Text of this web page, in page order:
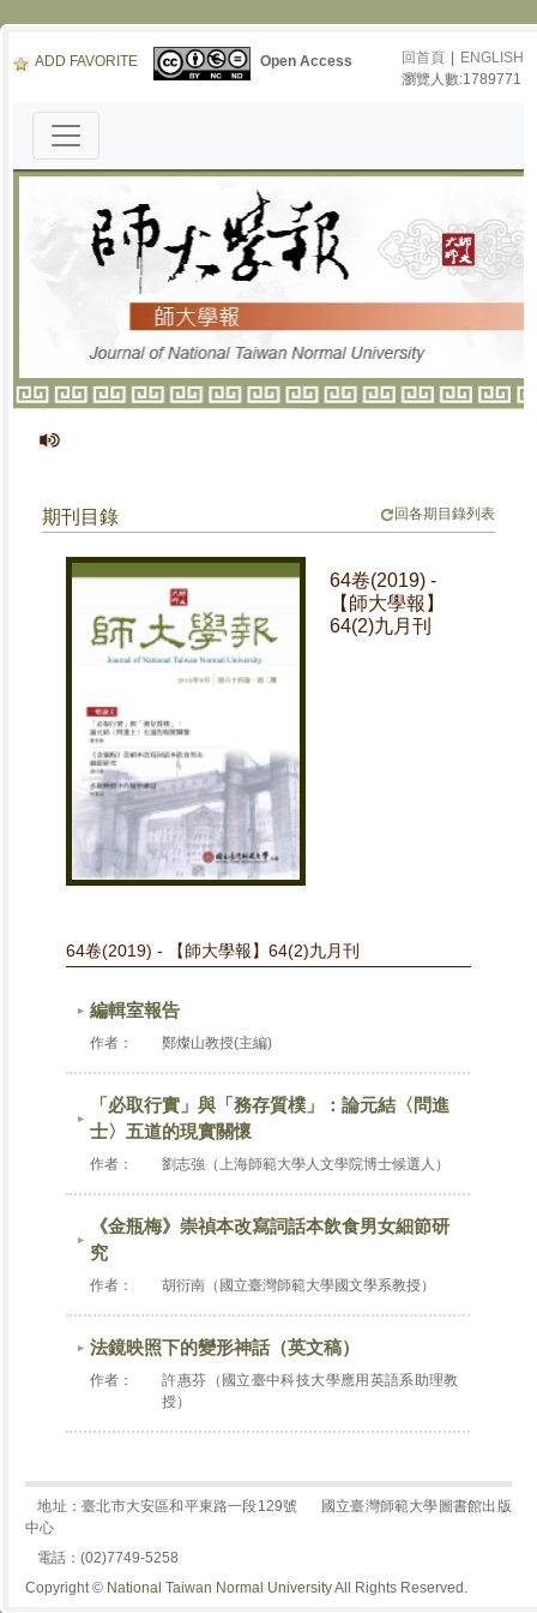
ADD FAVORITE Open Access 回首頁
ENGLISH
瀏覽人數:1789771
期刊目錄 回各期目錄列表
64卷(2019) -
【師大學報】
64(2)九月刊
64卷(2019) - 【師大學報】64(2)九月刊
編輯室報告
作者： 鄭燦山教授(主編)
「必取行實」與「務存質樸」：論元結〈問進
士〉五道的現實關懷
作者： 劉志強（上海師範大學人文學院博士候選人）
《金瓶梅》崇禎本改寫詞話本飲食男女細節研
究
作者： 胡衍南（國立臺灣師範大學國文學系教授）
法鏡映照下的變形神話（英文稿）
作者：
許惠芬（國立臺中科技大學應用英語系助理教
授）
地址：臺北市大安區和平東路一段129號
國立臺灣師範大學圖書館出版
中心
電話：(02)7749-5258
Copyright © National Taiwan Normal UniversityAll Rights Reserved.